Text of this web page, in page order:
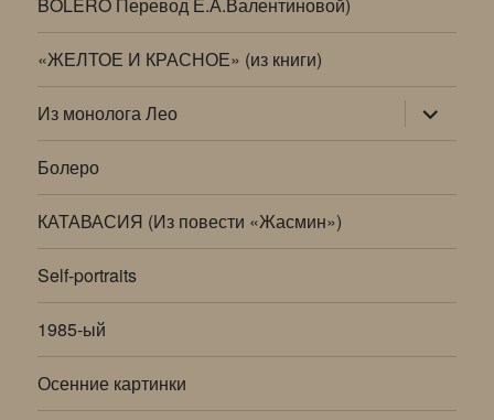
BOLERO Перевод Е.А.Валентиновой)
«ЖЕЛТОЕ И КРАСНОЕ» (из книги)
Из монолога Лео раскрыть
дочернее
меню
Болеро
КАТАВАСИЯ (Из повести «Жасмин»)
Self-portraits
1985-ый
Осенние картинки